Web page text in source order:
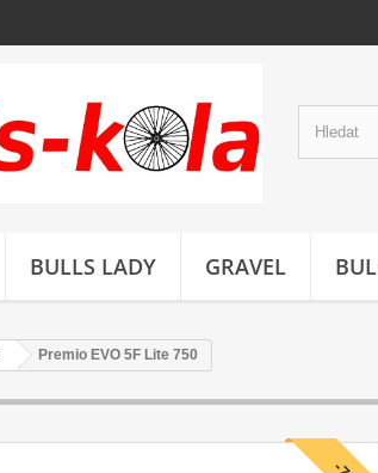
BULLS LADY GRAVEL
Premio EVO 5F Lite 750